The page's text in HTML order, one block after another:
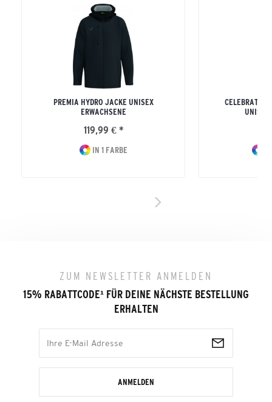
PREMIA HYDRO JACKE UNISEX
ERWACHSENE
119,99 € *
IN 1 FARBE
CELEBRATE
UNISEX
ZUM NEWSLETTER ANMELDEN
15% RABATTCODE¹ FÜR DEINE NÄCHSTE BESTELLUNG
ERHALTEN
ANMELDEN